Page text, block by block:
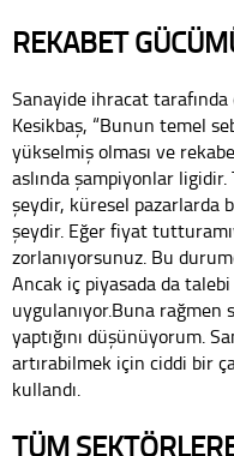
REKABET
Sanayide ihracat
Kesikbaş, “Bunun temel
yükselmiş olması ve
aslında şampiyonlar ligidir.
şeydir, küresel pazarlarda
şeydir. Eğer fiyat
zorlanıyorsunuz. Bu
Ancak iç piyasada da
uygulanıyor.Buna rağmen
yaptığını düşünüyorum.
artırabilmek için ciddi bir
kullandı.
TÜM